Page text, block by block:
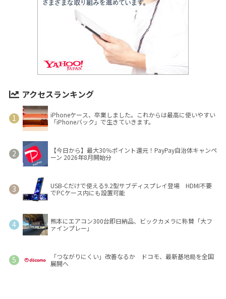
アクセスランキング
iPhoneケース、卒業しました。これからは最高に使いやすい
「iPhoneバック」で生きていきます。
【今日から】最大30％ポイント還元！PayPay自治体キャンペ
ーン 2026年8月開始分
USB-Cだけで使える9.2型サブディスプレイ登場 HDMI不要
でPCケース内にも設置可能
熊本にエアコン300台即日納品、ビックカメラに称賛「大フ
ァインプレー」
「つながりにくい」改善なるか ドコモ、最新基地局を全国
展開へ